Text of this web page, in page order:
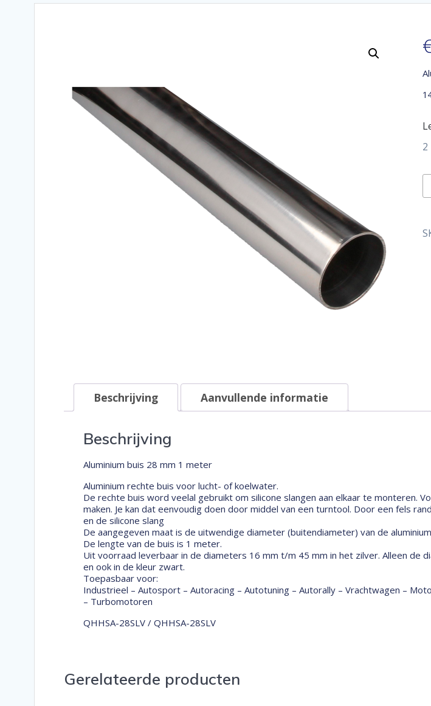
2
1
Beschrijving Aanvullende informatie
Beschrijving
Aluminium buis 28 mm 1 meter
Aluminium rechte buis voor lucht- of koelwater.
De rechte buis word veelal gebruikt om silicone slangen aan elkaar te monteren.
maken. Je kan dat eenvoudig doen door middel van een turntool. Door een fels
en de silicone slang
De aangegeven maat is de uitwendige diameter (buitendiameter) van de
De lengte van de buis is 1 meter.
Uit voorraad leverbaar in de diameters 16 mm t/m 45 mm in het zilver. Alleen
en ook in de kleur zwart.
Toepasbaar voor:
Industrieel – Autosport – Autoracing – Autotuning – Autorally – Vrachtwagen –
– Turbomotoren
QHHSA-28SLV / QHHSA-28SLV
Gerelateerde producten